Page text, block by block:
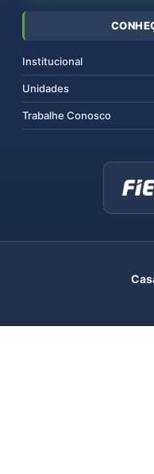
Institucional
Unidades
Trabalhe Conosco